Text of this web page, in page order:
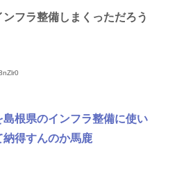
フラ整備しまくっただろう
根県のインフラ整備に使い
納得すんのか馬鹿